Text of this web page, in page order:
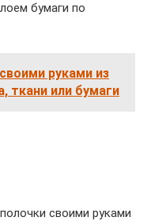
бумаги по
руками из
ткани или бумаги
своими руками